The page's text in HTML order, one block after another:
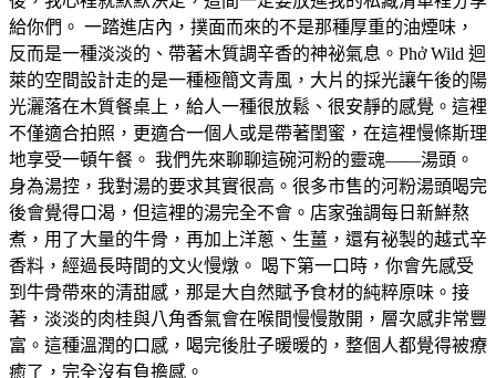
給你們。 一踏進店內，撲面而來的不是那種厚重的油煙味，
反而是一種淡淡的、帶著木質調辛香的神祕氣息。Phở Wild 迴
萊的空間設計走的是一種極簡文青風，大片的採光讓午後的陽
光灑落在木質餐桌上，給人一種很放鬆、很安靜的感覺。這裡
不僅適合拍照，更適合一個人或是帶著閨蜜，在這裡慢條斯理
地享受一頓午餐。 我們先來聊聊這碗河粉的靈魂——湯頭。
身為湯控，我對湯的要求其實很高。很多市售的河粉湯頭喝完
後會覺得口渴，但這裡的湯完全不會。店家強調每日新鮮熬
煮，用了大量的牛骨，再加上洋蔥、生薑，還有祕製的越式辛
香料，經過長時間的文火慢燉。 喝下第一口時，你會先感受
到牛骨帶來的清甜感，那是大自然賦予食材的純粹原味。接
著，淡淡的肉桂與八角香氣會在喉間慢慢散開，層次感非常豐
富。這種溫潤的口感，喝完後肚子暖暖的，整個人都覺得被療
癒了，完全沒有負擔感。